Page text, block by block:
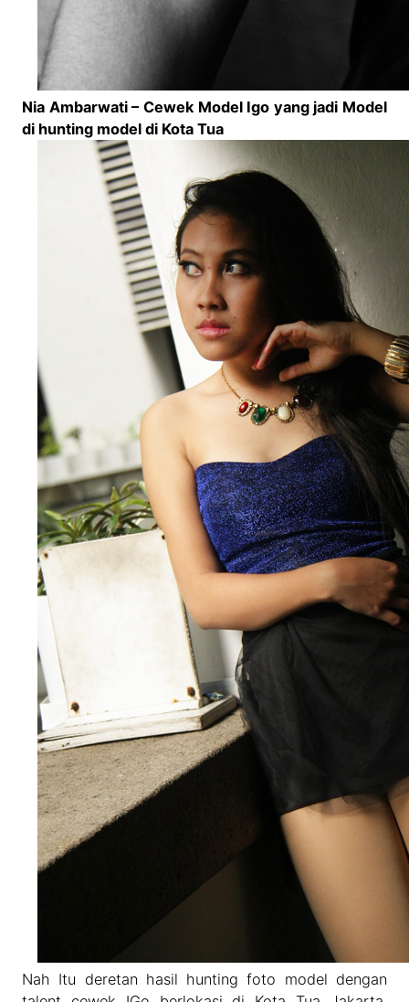
Nia Ambarwati – Cewek Model Igo yang jadi Model
di hunting model di Kota Tua
Nah Itu deretan hasil hunting foto model dengan